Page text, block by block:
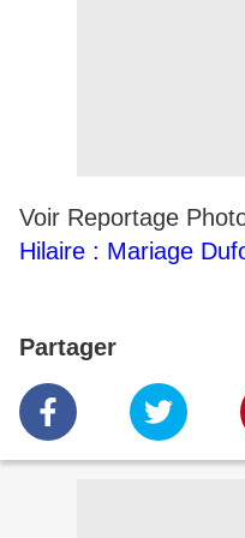
Voir Reportage
Hilaire : Mariage
Partager